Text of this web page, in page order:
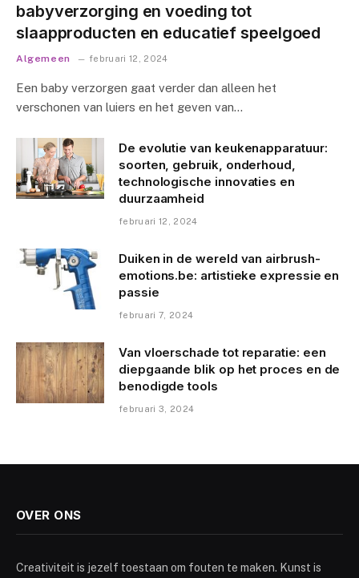
babyverzorging en voeding tot
slaapproducten en educatief speelgoed
Algemeen februari 12, 2024
Een baby verzorgen gaat verder dan alleen het
verschonen van luiers en het geven van…
De evolutie van keukenapparatuur:
soorten, gebruik, onderhoud,
technologische innovaties en
duurzaamheid
februari 12, 2024
Duiken in de wereld van airbrush-
emotions.be: artistieke expressie en
passie
februari 7, 2024
Van vloerschade tot reparatie: een
diepgaande blik op het proces en de
benodigde tools
februari 3, 2024
OVER ONS
Creativiteit is jezelf toestaan om fouten te maken. Kunst is